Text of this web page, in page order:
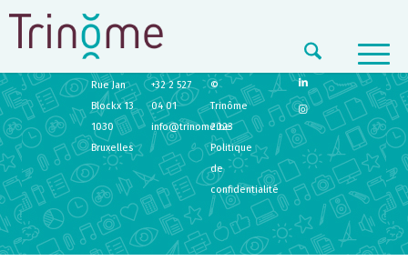
TRINÔME
Rue Jan
Blockx 13
1030
Bruxelles
+32 2 527
04 01
info@trinome.be
©
Trinôme
2023
Politique
de
confidentialité